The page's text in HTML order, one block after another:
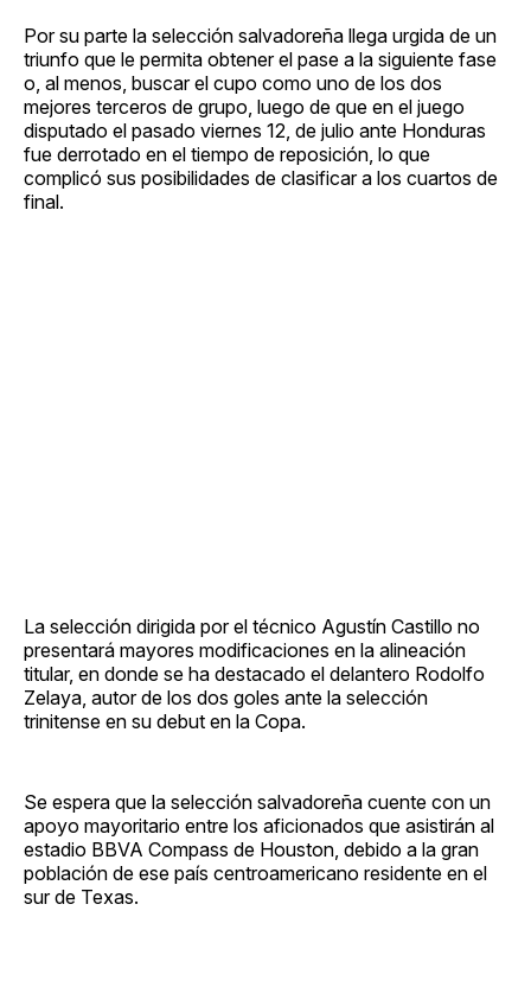
Por su parte la selección salvadoreña llega urgida de un
triunfo que le permita obtener el pase a la siguiente fase
o, al menos, buscar el cupo como uno de los dos
mejores terceros de grupo, luego de que en el juego
disputado el pasado viernes 12, de julio ante Honduras
fue derrotado en el tiempo de reposición, lo que
complicó sus posibilidades de clasificar a los cuartos de
final.
La selección dirigida por el técnico Agustín Castillo no
presentará mayores modificaciones en la alineación
titular, en donde se ha destacado el delantero Rodolfo
Zelaya, autor de los dos goles ante la selección
trinitense en su debut en la Copa.
Se espera que la selección salvadoreña cuente con un
apoyo mayoritario entre los aficionados que asistirán al
estadio BBVA Compass de Houston, debido a la gran
población de ese país centroamericano residente en el
sur de Texas.